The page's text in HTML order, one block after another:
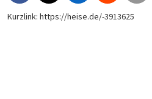
Kurzlink: https://heise.de/-3913625